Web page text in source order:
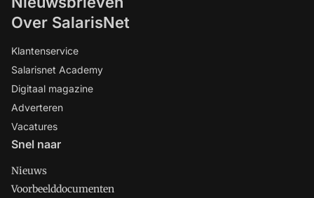
Over SalarisNet
Klantenservice
Salarisnet Academy
Digitaal magazine
Adverteren
Vacatures
Snel naar
Nieuws
Voorbeelddocumenten